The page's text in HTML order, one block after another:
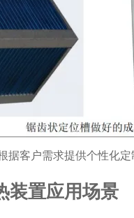
据客户需求提供个性化
装置应用场景